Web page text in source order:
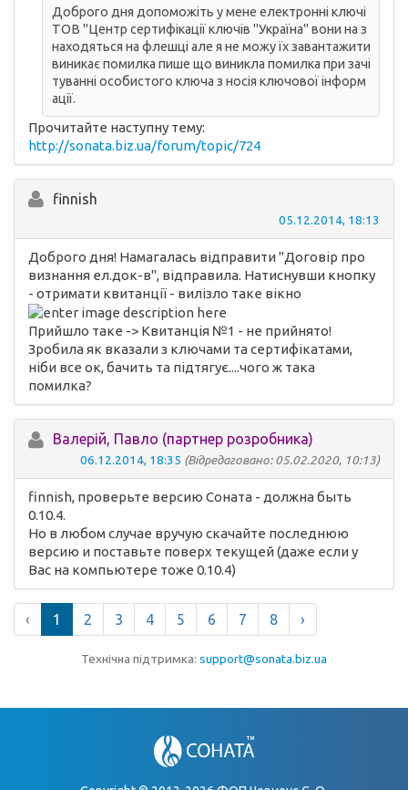
Доброго дня допоможіть у мене електронні ключі
ТОВ "Центр сертифікації ключів "Україна" вони на з
находяться на флешці але я не можу їх завантажити
виникає помилка пише що виникла помилка при зачі
туванні особистого ключа з носія ключової інформ
ації.
Прочитайте наступну тему:
http://sonata.biz.ua/forum/topic/724
finnish
05.12.2014, 18:13
Доброго дня! Намагалась відправити "Договір про
визнання ел.док-в", відправила. Натиснувши кнопку
- отримати квитанції - вилізло таке вікно
Прийшло таке -> Квитанція №1 - не прийнято!
Зробилa як вказали з ключами та сертифікатами,
ніби все ок, бачить та підтягує....чого ж така
помилка?
Валерій, Павло (партнер розробника)
06.12.2014, 18:35 (Відредаговано: 05.02.2020, 10:13)
finnish, проверьте версию Соната - должна быть
0.10.4.
Но в любом случае вручую скачайте последнюю
версию и поставьте поверх текущей (даже если у
Вас на компьютере тоже 0.10.4)
‹ 1 2 3 4 5 6 7 8 ›
Технічна підтримка: support@sonata.biz.ua